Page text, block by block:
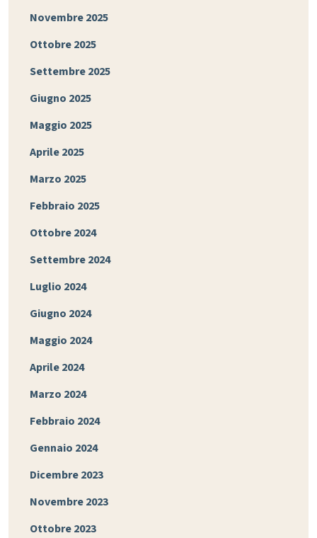
Novembre 2025
Ottobre 2025
Settembre 2025
Giugno 2025
Maggio 2025
Aprile 2025
Marzo 2025
Febbraio 2025
Ottobre 2024
Settembre 2024
Luglio 2024
Giugno 2024
Maggio 2024
Aprile 2024
Marzo 2024
Febbraio 2024
Gennaio 2024
Dicembre 2023
Novembre 2023
Ottobre 2023